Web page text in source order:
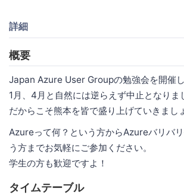
詳細
概要
Japan Azure User Groupの勉強会を開催し
1月、4月と自然には逆らえず中止となりま
だからこそ熊本を皆で盛り上げていきまし
Azureって何？という方からAzureバリバ
う方までお気軽にご参加ください。
学生の方も歓迎ですよ！
タイムテーブル